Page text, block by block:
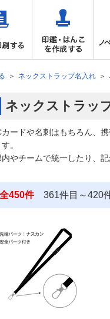
ネックストラップ名入れ
ネックストラッ
カードや名刺はもちろん、
。
内やチームで統一したり、
全450件361件目～420